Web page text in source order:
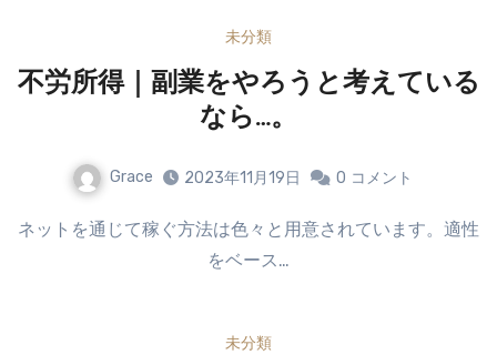
未分類
不労所得｜副業をやろうと考えている
なら…。
Grace 2023年11月19日 0 コメント
ネットを通じて稼ぐ方法は色々と用意されています。適性
をベース…
未分類